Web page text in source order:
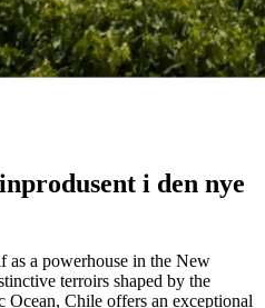
fra Chile, hvor
vinens karakter.
i den nye
as a powerhouse in the New
terroirs shaped by the
Ocean, Chile offers an exceptional